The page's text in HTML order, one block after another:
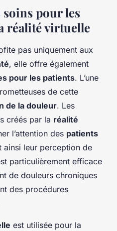
pour les
réalité virtuelle
pas uniquement aux
, elle offre également
pour les patients. L’une
de cette
de la douleur. Les
créés par la réalité
l’attention des patients
ainsi leur perception de
particulièrement efficace
de douleurs chroniques
des procédures
est utilisée pour la